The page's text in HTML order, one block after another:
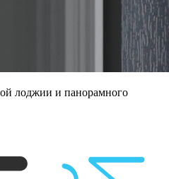
лоджии и панорамного